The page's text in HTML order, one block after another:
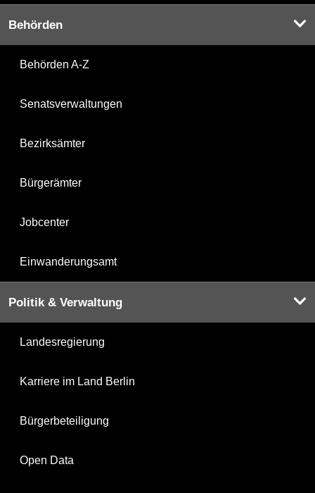
Behörden
Behörden A-Z
Senatsverwaltungen
Bezirksämter
Bürgerämter
Jobcenter
Einwanderungsamt
Politik & Verwaltung
Landesregierung
Karriere im Land Berlin
Bürgerbeteiligung
Open Data